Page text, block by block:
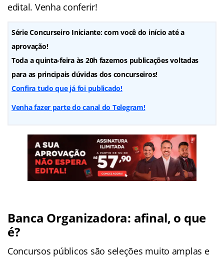
edital. Venha conferir!
Série Concurseiro Iniciante: com você do início até a
aprovação!
Toda a quinta-feira às 20h fazemos publicações voltadas
para as principais dúvidas dos concurseiros!
Confira tudo que já foi publicado!
Venha fazer parte do canal do Telegram!
Banca Organizadora: afinal, o que
é?
Concursos públicos são seleções muito amplas e